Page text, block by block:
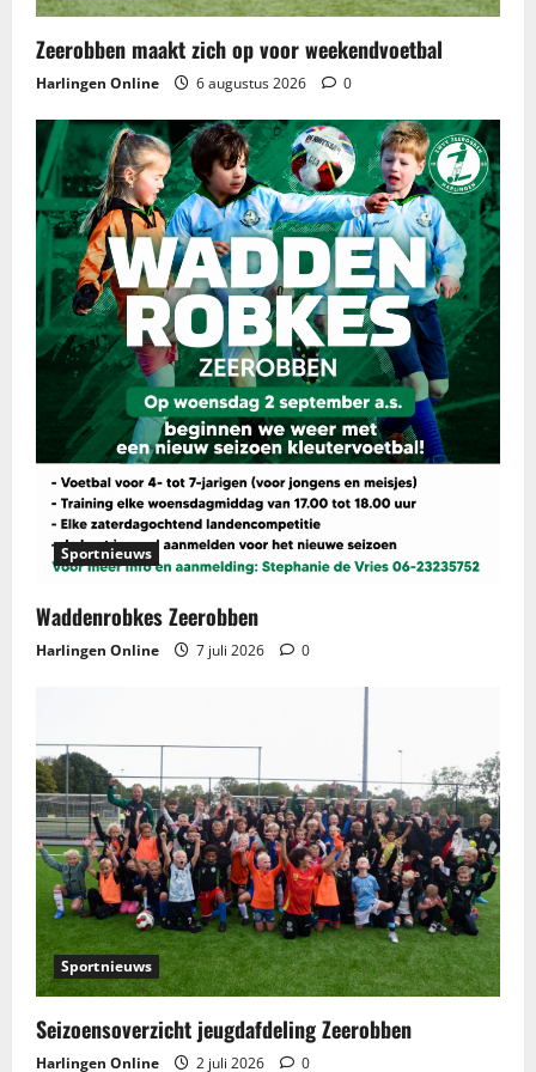
a
t
i
e
Zeerobben maakt zich op voor weekendvoetbal
Harlingen Online 6 augustus 2026 0
Sportnieuws
Waddenrobkes Zeerobben
Harlingen Online 7 juli 2026 0
Sportnieuws
Seizoensoverzicht jeugdafdeling Zeerobben
Harlingen Online 2 juli 2026 0